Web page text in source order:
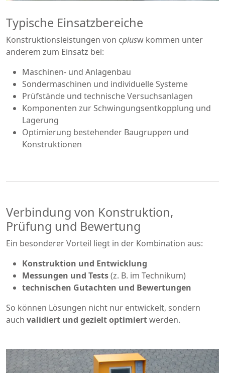
Typische Einsatzbereiche
Konstruktionsleistungen von cplusw kommen unter
anderem zum Einsatz bei:
Maschinen- und Anlagenbau
Sondermaschinen und individuelle Systeme
Prüfstände und technische Versuchsanlagen
Komponenten zur Schwingungsentkopplung und
Lagerung
Optimierung bestehender Baugruppen und
Konstruktionen
Verbindung von Konstruktion,
Prüfung und Bewertung
Ein besonderer Vorteil liegt in der Kombination aus:
Konstruktion und Entwicklung
Messungen und Tests(z. B. im Technikum)
technischen Gutachten und Bewertungen
So können Lösungen nicht nur entwickelt, sondern
auch validiert und gezielt optimiertwerden.